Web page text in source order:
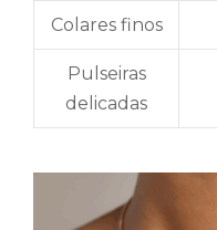
Colares finos
Pulseiras
delicadas